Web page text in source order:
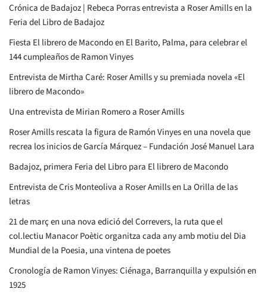
Crónica de Badajoz | Rebeca Porras entrevista a Roser Amills en la
Feria del Libro de Badajoz
Fiesta El librero de Macondo en El Barito, Palma, para celebrar el
144 cumpleaños de Ramon Vinyes
Entrevista de Mirtha Caré: Roser Amills y su premiada novela «El
librero de Macondo»
Una entrevista de Mirian Romero a Roser Amills
Roser Amills rescata la figura de Ramón Vinyes en una novela que
recrea los inicios de García Márquez – Fundación José Manuel Lara
Badajoz, primera Feria del Libro para El librero de Macondo
Entrevista de Cris Monteoliva a Roser Amills en La Orilla de las
letras
21 de març en una nova edició del Correvers, la ruta que el
col.lectiu Manacor Poètic organitza cada any amb motiu del Dia
Mundial de la Poesia, una vintena de poetes
Cronología de Ramon Vinyes: Ciénaga, Barranquilla y expulsión en
1925